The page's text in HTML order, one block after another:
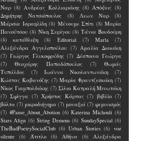
Ναρ (8) Ανδρέας Κολλιαράκης (8) Απόψεις (8)
Δημήτρης Νατσιόπουλος
(8) Λεων Ναρ
(8)
Μάρσια Ισραηλίδη (8) Μένουμε Σπίτι (8) Μαρία
Πανούτσου (8) Νίκη Συρίγου (8) Τάνια Βουδούρη
(8)
κατάθλιψη (8) Editorial (7) Marla
(7)
Αλεξάνδρα Αγγελοπούλου (7) Αμαλία Διακάκη
(7) Γιώργος Γλυκοφρύδης (7) Δέσποινα Γεώργα
(7)
Θεοχάρης Παπαδόπουλος (7)
Θωμάς
Τυπάλδος
(7) Ιωάννα Νικολαντωνάκη
(7)
Κώστας Καβανόζης (7) Μαρία Φραντζεσκάκη (7)
Νίκος Γιαμπολδάκης (7) Σίλια Κατραλή Μινωτάκη
(7) Σφίγγα (7) Χρήστος Κάρτας (7) βιβλίο (7)
βόλτα (7) μικροδιήγημα (7) μοναξιά (7) φεμινισμός
(7) #Pause_About_Abotion (6) Katerina Michouli (6)
Stars Align (6) String Demons (6) SundaySpecial (6)
TheBadPoetrySocialClub (6) Urban Stories (6) voz
silente
(6) Άτιτλο (6) Αθήνα (6)
Αλεξάνδρα